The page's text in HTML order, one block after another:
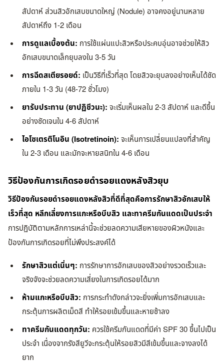
สัปดาห์ ส่วนสิวอักเสบขนาดใหญ่ (Nodule) อาจคงอยู่นานหลาย
สัปดาห์ถึง 1-2 เดือน
การดูแลเบื้องต้น: การใช้แผ่นแปะสิวหรือประคบอุ่นอาจช่วยให้สิว
อักเสบขนาดเล็กยุบลงใน 3-5 วัน
การฉีดสเตียรอยด์: เป็นวิธีที่เร็วที่สุด โดยสิวจะยุบลงอย่างเห็นได้ชัด
ภายใน 1-3 วัน (48-72 ชั่วโมง)
ยารับประทาน (ยาปฏิชีวนะ): จะเริ่มเห็นผลใน 2-3 สัปดาห์ และดีขึ้น
อย่างชัดเจนใน 4-6 สัปดาห์
ไอโซเตรติโนอิน (Isotretinoin): จะเห็นการเปลี่ยนแปลงที่สำคัญ
ใน 2-3 เดือน และมักจะหายสนิทใน 4-6 เดือน
วิธีป้องกันการเกิดรอยดำรอยแดงหลังสิวยุบ
วิธีป้องกันรอยดำรอยแดงหลังสิวที่ดีที่สุดคือการรักษาสิวอักเสบให้
เร็วที่สุด หลีกเลี่ยงการแกะหรือบีบสิว และทาครีมกันแดดเป็นประจำ
การปฏิบัติตามหลักการเหล่านี้จะช่วยลดความเสียหายของผิวหนังและ
ป้องกันการเกิดรอยที่ไม่พึงประสงค์ได้
รักษาสิวแต่เนิ่นๆ: การรักษาการอักเสบของสิวอย่างรวดเร็วและ
จริงจังจะช่วยลดความเสี่ยงในการเกิดรอยได้มาก
ห้ามแกะหรือบีบสิว: การกระทำดังกล่าวจะยิ่งเพิ่มการอักเสบและ
กระตุ้นการผลิตเม็ดสี ทำให้รอยเข้มขึ้นและหายช้าลง
ทาครีมกันแดดทุกวัน: ควรใช้ครีมกันแดดที่มีค่า SPF 30 ขึ้นไปเป็น
ประจำ เนื่องจากรังสียูวีจะกระตุ้นให้รอยสิวมีสีเข้มขึ้นและจางลงได้
ยาก